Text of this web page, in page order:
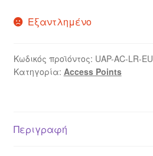
Εξαντλημένο
Κωδικός προϊόντος: UAP-AC-LR-EU
Κατηγορία: Access Points
Περιγραφή